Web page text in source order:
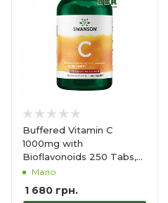
Buffered Vitamin C
1000mg with
Bioflavonoids 250 Tabs,
Swanson
Мало
1 680 грн.